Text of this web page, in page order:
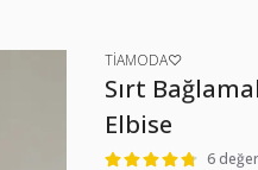
TİAMODA♡
Sırt
Elbise
6